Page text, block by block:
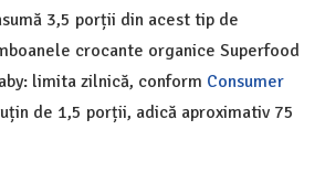
3,5 porții din acest tip de
crocante organice Superfood
limita zilnică, conform Consumer
de 1,5 porții, adică aproximativ 75